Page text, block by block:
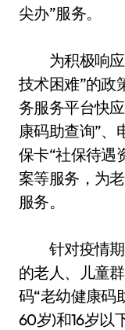
尖办”服务。
为积极响应“
技术困难”的政
务服务平台快
康码助查询”、
保卡“社保待遇
案等服务，为
服务。
针对疫情期
的老人、儿童
码“老幼健康码
60岁)和16岁以